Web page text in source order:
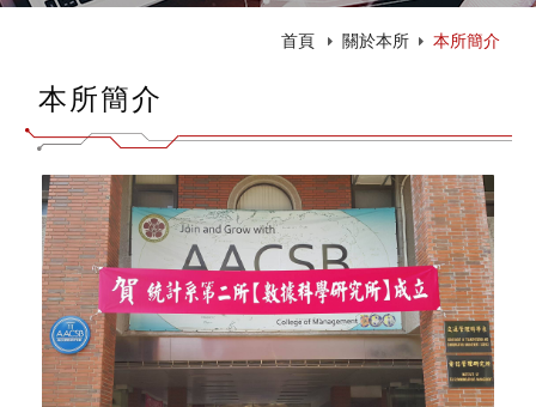
首頁 關於本所 本所簡介
本所簡介